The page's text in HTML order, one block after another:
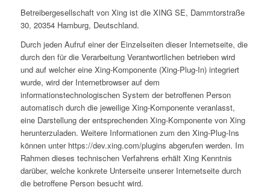
Betreibergesellschaft von Xing ist die XING SE, Dammtorstraße
30, 20354 Hamburg, Deutschland.
Durch jeden Aufruf einer der Einzelseiten dieser Internetseite, die
durch den für die Verarbeitung Verantwortlichen betrieben wird
und auf welcher eine Xing-Komponente (Xing-Plug-In) integriert
wurde, wird der Internetbrowser auf dem
informationstechnologischen System der betroffenen Person
automatisch durch die jeweilige Xing-Komponente veranlasst,
eine Darstellung der entsprechenden Xing-Komponente von Xing
herunterzuladen. Weitere Informationen zum den Xing-Plug-Ins
können unter https://dev.xing.com/plugins abgerufen werden. Im
Rahmen dieses technischen Verfahrens erhält Xing Kenntnis
darüber, welche konkrete Unterseite unserer Internetseite durch
die betroffene Person besucht wird.